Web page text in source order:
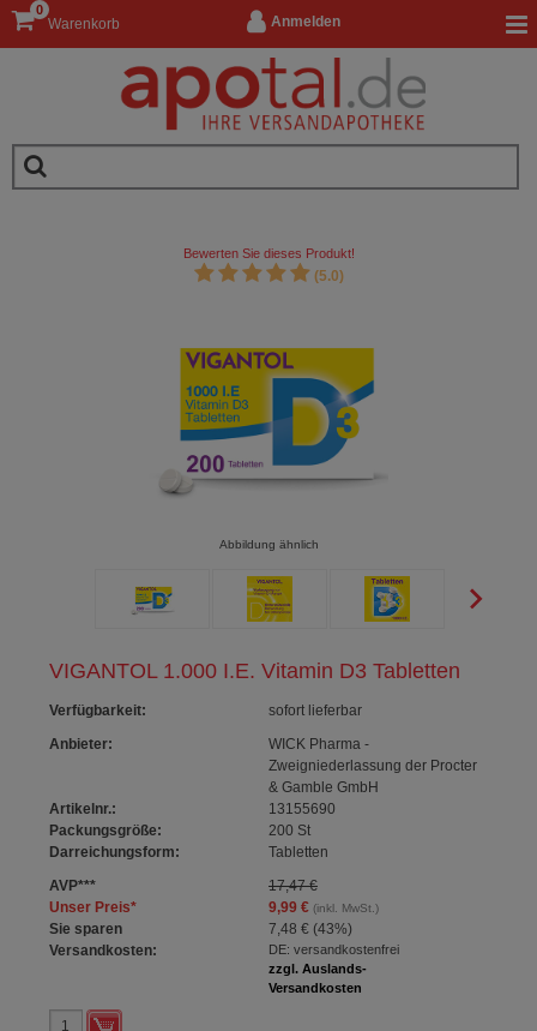
Anmelden
Warenkorb
0
VIGANTOL 1.000 I.E. Vitamin D3 Tabletten
Verfügbarkeit:
sofort lieferbar
Anbieter:
WICK Pharma -
Zweigniederlassung der Procter
& Gamble GmbH
Artikelnr.:
13155690
Packungsgröße:
200 St
Darreichungsform:
Tabletten
AVP***
17,47 €
Unser Preis* 9,99 €(inkl. MwSt.)
Sie sparen 7,48 € (43%)
Versandkosten:
DE: versandkostenfrei
zzgl. Auslands-
Versandkosten
Bewerten Sie dieses Produkt!
(5.0)
Abbildung ähnlich